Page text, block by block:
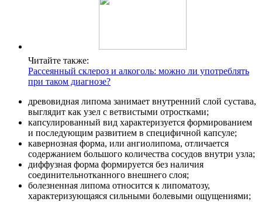
Читайте также:
Рассеянный склероз и алкоголь: можно ли употреблять
при таком диагнозе?
древовидная липома занимает внутренний слой сустава,
выглядит как узел с ветвистыми отростками;
капсулированный вид характеризуется формированием
и последующим развитием в специфичной капсуле;
кавернозная форма, или ангиолипома, отличается
содержанием большого количества сосудов внутри узла;
диффузная форма формируется без наличия
соединительнотканного внешнего слоя;
болезненная липома относится к липоматозу,
характеризующаяся сильными болевыми ощущениями;